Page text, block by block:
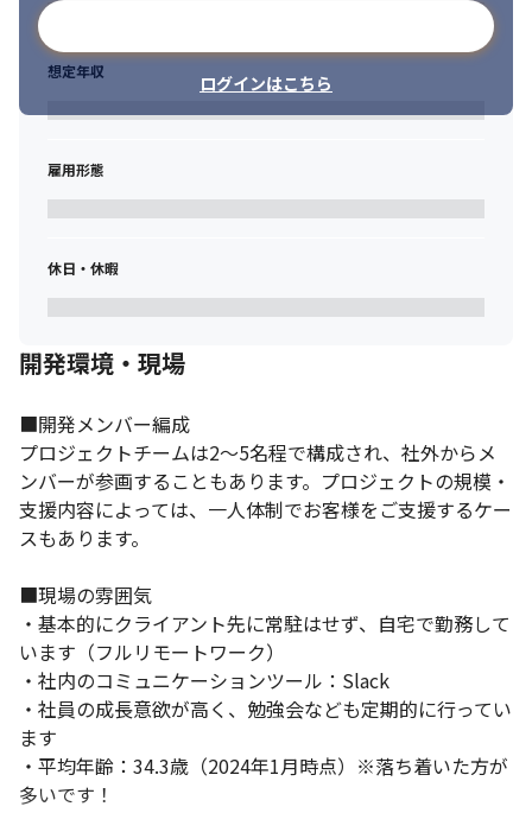
ログインはこちら
想定年収
雇用形態
休日・休暇
開発環境・現場
■開発メンバー編成
プロジェクトチームは2～5名程で構成され、社外からメ
ンバーが参画することもあります。プロジェクトの規模・
支援内容によっては、一人体制でお客様をご支援するケー
スもあります。
■現場の雰囲気
・基本的にクライアント先に常駐はせず、自宅で勤務して
います（フルリモートワーク）
・社内のコミュニケーションツール：Slack
・社員の成長意欲が高く、勉強会なども定期的に行ってい
ます
・平均年齢：34.3歳（2024年1月時点）※落ち着いた方が
多いです！